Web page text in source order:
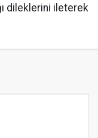
dileklerini ileterek